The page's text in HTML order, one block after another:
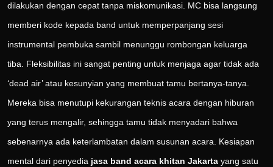
dilakukan dengan cepat tanpa miskomunikasi. MC bisa langsung
memberi kode kepada band untuk memperpanjang sesi
instrumental pembuka sambil menunggu rombongan keluarga
tiba. Fleksibilitas ini sangat penting untuk menjaga agar tidak ada
‘dead air’ atau kesunyian yang membuat tamu bertanya-tanya.
Mereka bisa menutupi kekurangan teknis acara dengan hiburan
yang terus mengalir, sehingga tamu tidak menyadari bahwa
sebenarnya ada keterlambatan dalam susunan acara. Kesiapan
mental dari penyedia jasa band acara khitan Jakarta yang satu